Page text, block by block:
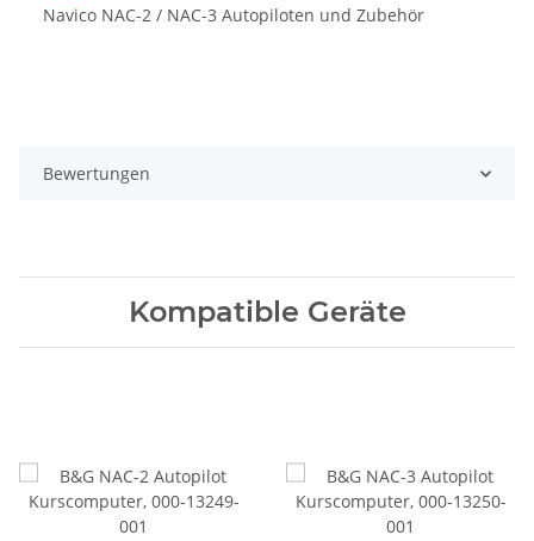
Navico NAC-2 / NAC-3 Autopiloten und Zubehör
Bewertungen
Kompatible Geräte